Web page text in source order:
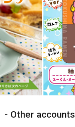
Other accounts